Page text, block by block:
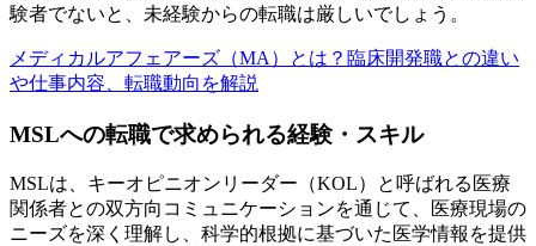
験者でないと、未経験からの転職は厳しいでしょう。
メディカルアフェアーズ（MA）とは？臨床開発職との違い
や仕事内容、転職動向を解説
MSLへの転職で求められる経験・スキル
MSLは、キーオピニオンリーダー（KOL）と呼ばれる医療
関係者との双方向コミュニケーションを通じて、医療現場の
ニーズを深く理解し、科学的根拠に基づいた医学情報を提供